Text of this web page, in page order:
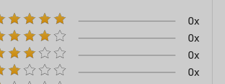
0x
0x
0x
0x